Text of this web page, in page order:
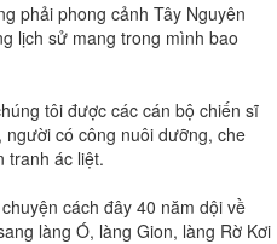
phải phong cảnh Tây Nguyên
lịch sử mang trong mình bao
tôi được các cán bộ chiến sĩ
có công nuôi dưỡng, che
tranh ác liệt.
cách đây 40 năm dội về
làng Ó, làng Gion, làng Rờ Kơi